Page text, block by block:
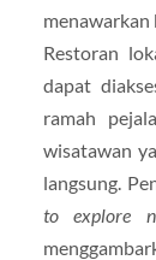
menawarkan
Restoran
dapat
ramah
wisatawan
langsung.
to explore